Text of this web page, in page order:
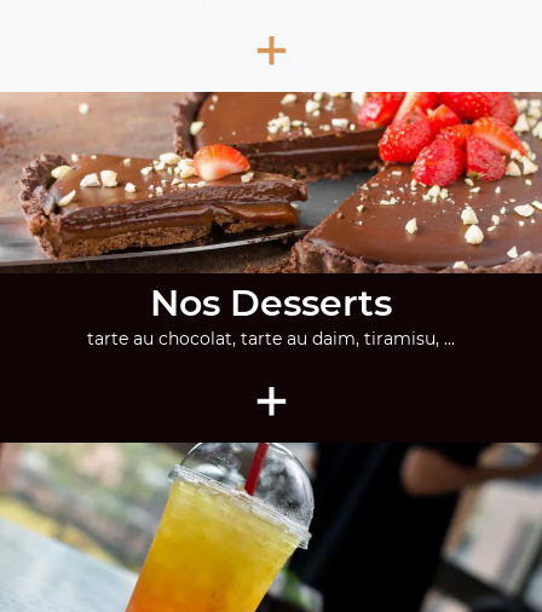
+
Nos Desserts
tarte au chocolat, tarte au daim, tiramisu, ...
+